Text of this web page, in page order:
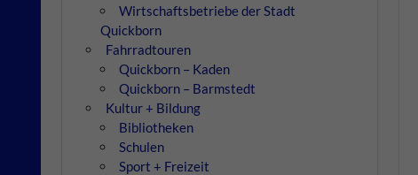
Wirtschaftsbetriebe der Stadt
Quickborn
Fahrradtouren
Quickborn – Kaden
Quickborn – Barmstedt
Kultur + Bildung
Bibliotheken
Schulen
Sport + Freizeit